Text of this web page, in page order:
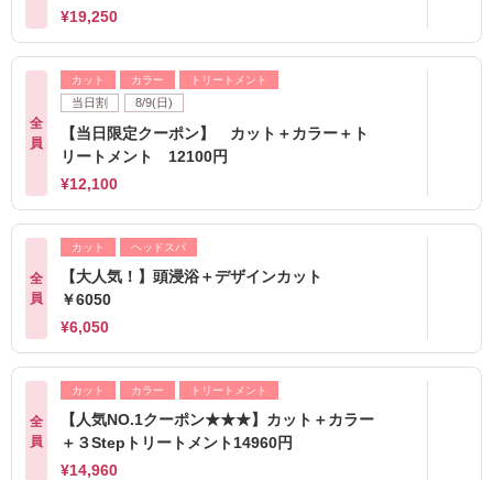
¥19,250
全
員
カット カラー トリートメント
当日割 8/9(日)
【当日限定クーポン】 カット＋カラー＋ト
リートメント 12100円
¥12,100
全
員
カット ヘッドスパ
【大人気！】頭浸浴＋デザインカット
￥6050
¥6,050
全
員
カット カラー トリートメント
【人気NO.1クーポン★★★】カット＋カラー
＋３Stepトリートメント14960円
¥14,960